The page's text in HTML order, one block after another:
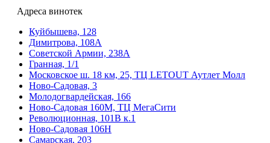
Адреса винотек
Куйбышева, 128
Димитрова, 108А
Советской Армии, 238А
Гранная, 1/1
Московское ш. 18 км, 25, ТЦ LETOUT Аутлет Молл
Ново-Садовая, 3
Молодогвардейская, 166
Ново-Садовая 160М, ТЦ МегаСити
Революционная, 101В к.1
Ново-Садовая 106Н
Самарская, 203